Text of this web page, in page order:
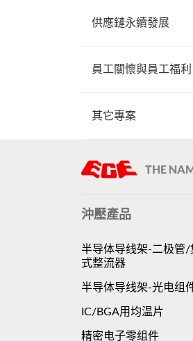
供應鏈永續發展
員工關懷與員工福利
其它專案
沖壓產品
半导体导线架-二极管
式整流器
半导体导线架-光电组
IC/BGA用均温片
精密电子零组件